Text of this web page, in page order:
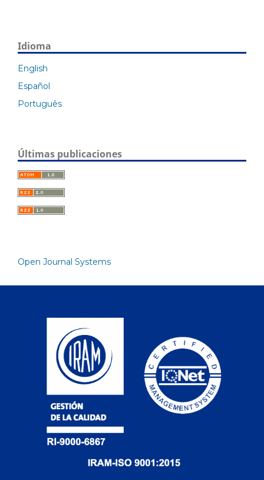
Idioma
English
Español
Português
Últimas publicaciones
Open Journal Systems